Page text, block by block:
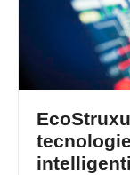
intelligenti